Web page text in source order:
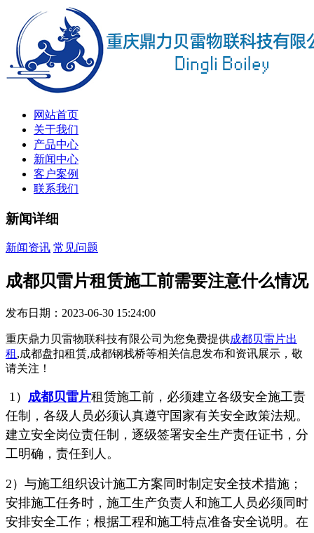
网站首页
关于我们
产品中心
新闻中心
客户案例
联系我们
新闻详细
新闻资讯 常见问题
成都贝雷片租赁施工前需要注意什么情况
发布日期：2023-06-30 15:24:00
重庆鼎力贝雷物联科技有限公司为您免费提供成都贝雷片出
租 ,成都盘扣租赁,成都钢栈桥等相关信息发布和资讯展示，敬
请关注！
1） 成都贝雷片租赁施工前，必须建立各级安全施工责
任制，各级人员必须认真遵守国家有关安全政策法规。
建立安全岗位责任制，逐级签署安全生产责任证书，分
工明确，责任到人。
2）与施工组织设计施工方案同时制定安全技术措施；
安排施工任务时，施工生产负责人和施工人员必须同时
安排安全工作；根据工程和施工特点准备安全说明。在